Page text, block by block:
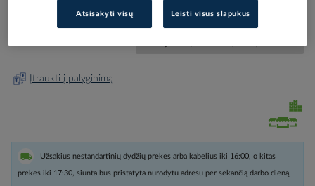
Gamintojo prekės kodas
Įtraukti į palyginimą
Užsakius nestandartinių dydžių prekes arba kabelius iki 16:00, o kitas
prekes iki 17:30, siunta bus pristatyta nurodytu adresu per sekančią darbo dieną,
Atsisakyti visų Leisti visus slapukus